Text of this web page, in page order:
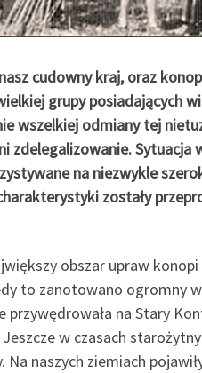
cudowny kraj, oraz
grupy posiadających
wszelkiej odmiany tej
zdelegalizowanie. Sytuacja
na niezwykle
zostały
obszar upraw
to zanotowano ogromny
na Stary
w czasach
naszych ziemiach